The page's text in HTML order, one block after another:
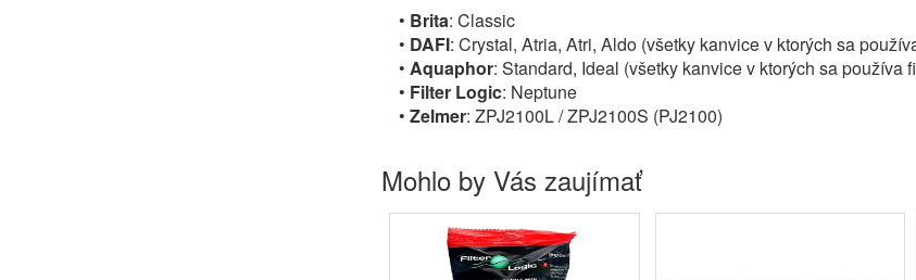
• Brita: Classic
• DAFI: Crystal, Atria, Atri, Aldo (všetky kanvice v ktorých sa
• Aquaphor: Standard, Ideal (všetky kanvice v ktorých sa používa
• Filter Logic: Neptune
• Zelmer: ZPJ2100L / ZPJ2100S (PJ2100)
Mohlo by Vás zaujímať